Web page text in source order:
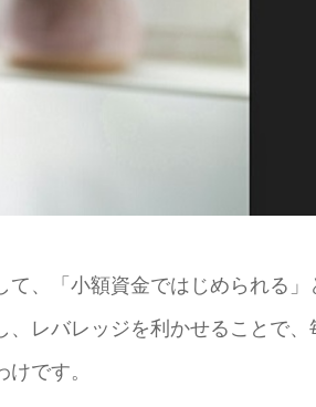
て、「小額資金ではじめられる」
、レバレッジを利かせることで、
です。